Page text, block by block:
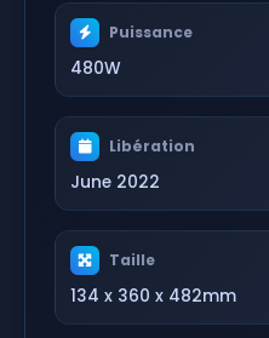
Puissance
480W
Libération
June 2022
Taille
134 x 360 x 482mm